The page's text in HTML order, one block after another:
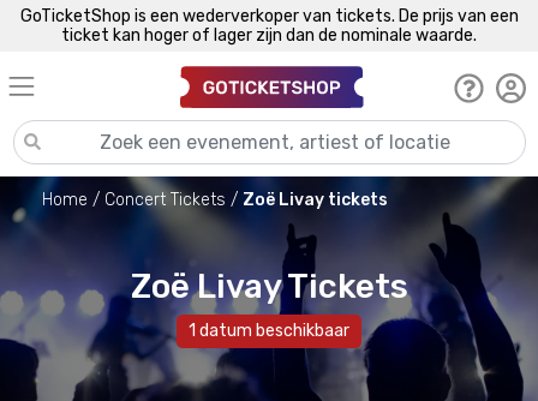
GoTicketShop is een wederverkoper van tickets. De prijs van een
ticket kan hoger of lager zijn dan de nominale waarde.
Home Concert Tickets Zoë Livay tickets
Zoë Livay Tickets
1 datum beschikbaar